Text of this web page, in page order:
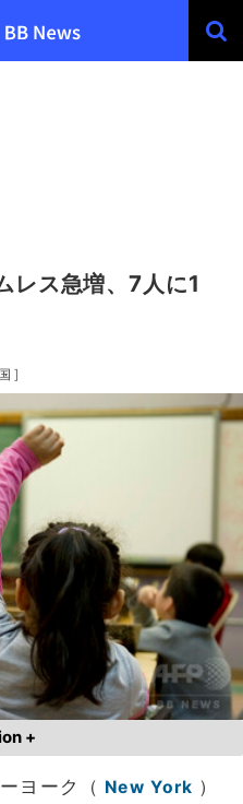
レス急増、7人に1
]
+
ヨーク（ New York ）